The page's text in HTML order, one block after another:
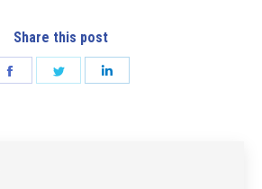
Share this post